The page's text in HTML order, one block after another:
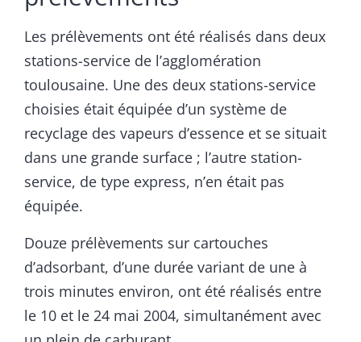
Les prélèvements ont été réalisés dans deux
stations-service de l’agglomération
toulousaine. Une des deux stations-service
choisies était équipée d’un système de
recyclage des vapeurs d’essence et se situait
dans une grande surface ; l’autre station-
service, de type express, n’en était pas
équipée.
Douze prélèvements sur cartouches
d’adsorbant, d’une durée variant de une à
trois minutes environ, ont été réalisés entre
le 10 et le 24 mai 2004, simultanément avec